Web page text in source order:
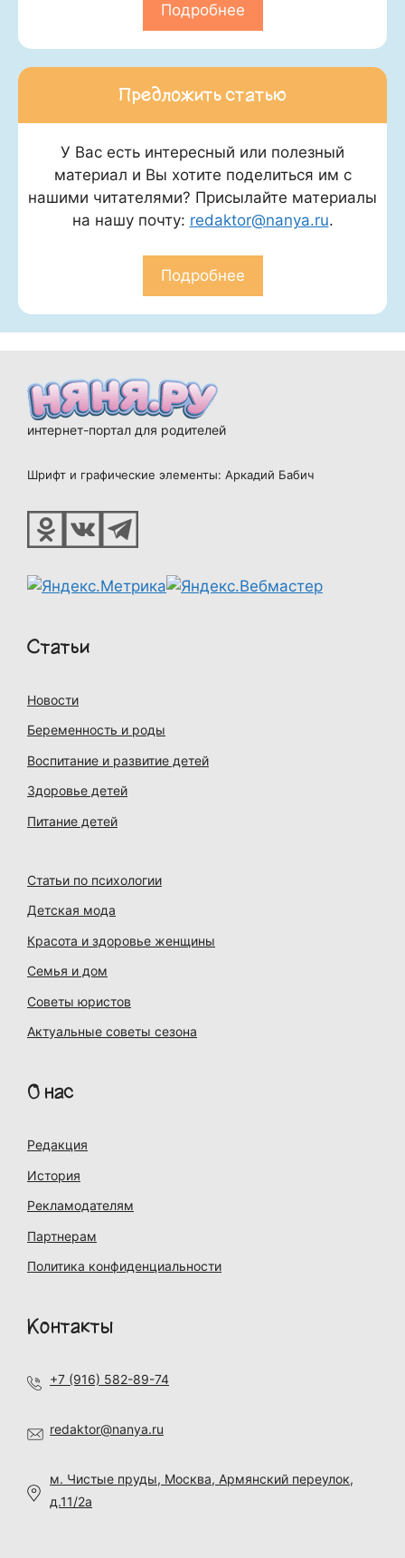
Подробнее
Предложить статью
У Вас есть интересный или полезный
материал и Вы хотите поделиться им с
нашими читателями? Присылайте материалы
на нашу почту: redaktor@nanya.ru.
Подробнее
интернет-портал для родителей
Шрифт и графические элементы: Аркадий Бабич
Статьи
Новости
Беременность и роды
Воспитание и развитие детей
Здоровье детей
Питание детей
Статьи по психологии
Детская мода
Красота и здоровье женщины
Семья и дом
Советы юристов
Актуальные советы сезона
О нас
Редакция
История
Рекламодателям
Партнерам
Политика конфиденциальности
Контакты
+7 (916) 582-89-74
redaktor@nanya.ru
м. Чистые пруды, Москва, Армянский переулок,
д.11/2а